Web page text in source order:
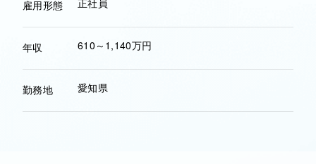
雇用形態 正社員
年収 610～1,140万円
勤務地 愛知県